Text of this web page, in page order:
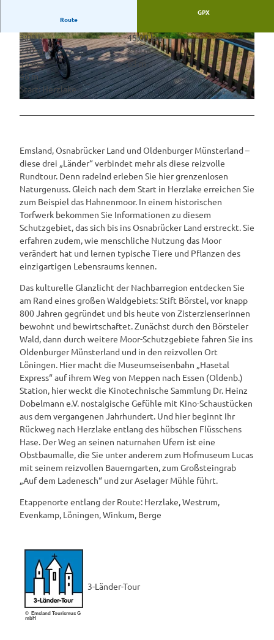
©CC-BY-SA ©CC-BY-SA
Route
GPX
3:00 h
45,00 km
210 m
210 m
15 m
63 m
48 m
Start: Herzlake
Emsland, Osnabrücker Land und Oldenburger Münsterland –
diese drei „Länder“ verbindet mehr als diese reizvolle
Rundtour. Denn radelnd erleben Sie hier grenzenlosen
Naturgenuss. Gleich nach dem Start in Herzlake erreichen Sie
zum Beispiel das Hahnenmoor. In einem historischen
Torfwerk bekommen Sie Informationen zu diesem
Schutzgebiet, das sich bis ins Osnabrücker Land erstreckt. Sie
erfahren zudem, wie menschliche Nutzung das Moor
verändert hat und lernen typische Tiere und Pflanzen des
einzigartigen Lebensraums kennen.
Das kulturelle Glanzlicht der Nachbarregion entdecken Sie
am Rand eines großen Waldgebiets: Stift Börstel, vor knapp
800 Jahren gegründet und bis heute von Zisterzienserinnen
bewohnt und bewirtschaftet. Zunächst durch den Börsteler
Wald, dann durch weitere Moor-Schutzgebiete fahren Sie ins
Oldenburger Münsterland und in den reizvollen Ort
Löningen. Hier macht die Museumseisenbahn „Hasetal
Express“ auf ihrem Weg von Meppen nach Essen (Oldenb.)
Station, hier weckt die Kinotechnische Sammlung Dr. Heinz
Dobelmann e.V. nostalgische Gefühle mit Kino-Schaustücken
aus dem vergangenen Jahrhundert. Und hier beginnt Ihr
Rückweg nach Herzlake entlang des hübschen Flüsschens
Hase. Der Weg an seinen naturnahen Ufern ist eine
Obstbaumalle, die Sie unter anderem zum Hofmuseum Lucas
mit seinem reizvollen Bauerngarten, zum Großsteingrab
„Auf dem Ladenesch“ und zur Aselager Mühle führt.
Etappenorte entlang der Route: Herzlake, Westrum,
Evenkamp, Löningen, Winkum, Berge
© Emsland Tourismus G
mbH
3-Länder-Tour